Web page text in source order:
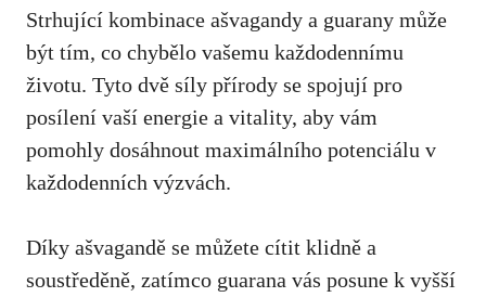
Strhující kombinace ašvagandy a guarany může
být tím, co chybělo vašemu každodennímu
životu. Tyto dvě síly přírody se spojují pro
posílení vaší energie a vitality, aby vám
pomohly dosáhnout maximálního potenciálu v
každodenních výzvách.
Díky ašvagandě se můžete cítit klidně a
soustředěně, zatímco guarana vás posune k vyšší